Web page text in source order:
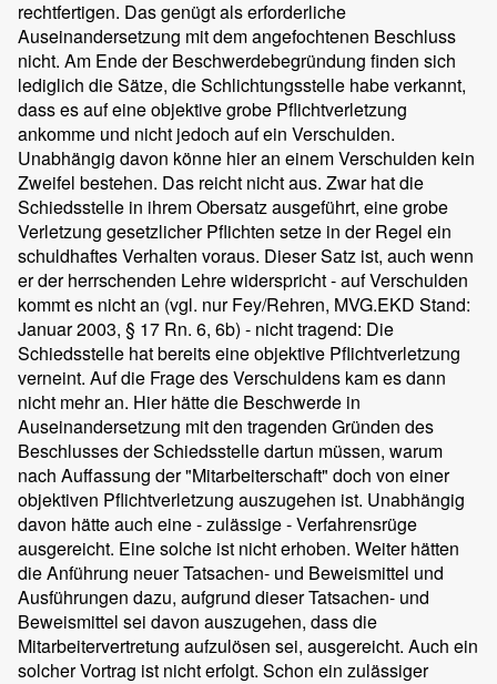
rechtfertigen. Das genügt als erforderliche
Auseinandersetzung mit dem angefochtenen Beschluss
nicht. Am Ende der Beschwerdebegründung finden sich
lediglich die Sätze, die Schlichtungsstelle habe verkannt,
dass es auf eine objektive grobe Pflichtverletzung
ankomme und nicht jedoch auf ein Verschulden.
Unabhängig davon könne hier an einem Verschulden kein
Zweifel bestehen. Das reicht nicht aus. Zwar hat die
Schiedsstelle in ihrem Obersatz ausgeführt, eine grobe
Verletzung gesetzlicher Pflichten setze in der Regel ein
schuldhaftes Verhalten voraus. Dieser Satz ist, auch wenn
er der herrschenden Lehre widerspricht - auf Verschulden
kommt es nicht an (vgl. nur Fey/Rehren, MVG.EKD Stand:
Januar 2003, § 17 Rn. 6, 6b) - nicht tragend: Die
Schiedsstelle hat bereits eine objektive Pflichtverletzung
verneint. Auf die Frage des Verschuldens kam es dann
nicht mehr an. Hier hätte die Beschwerde in
Auseinandersetzung mit den tragenden Gründen des
Beschlusses der Schiedsstelle dartun müssen, warum
nach Auffassung der "Mitarbeiterschaft" doch von einer
objektiven Pflichtverletzung auszugehen ist. Unabhängig
davon hätte auch eine - zulässige - Verfahrensrüge
ausgereicht. Eine solche ist nicht erhoben. Weiter hätten
die Anführung neuer Tatsachen- und Beweismittel und
Ausführungen dazu, aufgrund dieser Tatsachen- und
Beweismittel sei davon auszugehen, dass die
Mitarbeitervertretung aufzulösen sei, ausgereicht. Auch ein
solcher Vortrag ist nicht erfolgt. Schon ein zulässiger